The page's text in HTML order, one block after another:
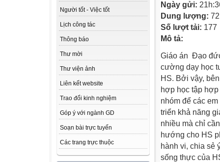
Người tốt - Việc tốt
Lịch công tác
Thông báo
Thư mời
Thư viện ảnh
Liên kết website
Trao đổi kinh nghiệm
Góp ý với ngành GD
Soạn bài trực tuyến
Các trang trực thuộc
Ngày gửi:
Dung lượng:
Số lượt tải: 177
Mô tả:
Giáo án Đạo
cường dạy học
HS. Bởi vậy,
hợp học tập
nhóm để các
triển khả năng
nhiều mà chỉ
hướng cho HS
hành vi, chia sẻ
sống thực của